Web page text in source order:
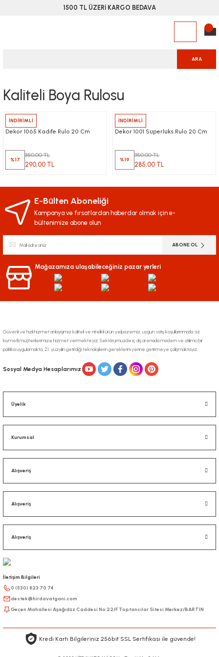
1500 TL ÜZERİ KARGO BEDAVA
ARA
Kaliteli Boya Rulosu
İNDİRİMLİ
Dekor
Dekor 1065 Kadıfe Rulo 20 Cm
%17
350,00 TL
290,00 TL
İNDİRİMLİ
Dekor
Dekor 1001 Süperlüks Rulo 20 Cm
%19
350,00 TL
285,00 TL
E-Bülten Aboneliği
Kampanya ve fırsatlardan haberdar olmak için e-
bültenimize abone olun
ABONE OL
Mağazamıza ulaşabileceğiniz pazar yerleri
Güvenli ve hızlı hizmet anlayışımız kaliteli ve nitelikli ürün yelpazemiz, uygun satış koşullarınmızla siz
kıymetli müşterilerimize hizmet vermekteyiz. Sektörümüzde iç dış arenada modern ve atılımcı bir
politika uygulamakta, 21. yüzyılın getirdiği teknolojilerin gereklerini yerine getirmeye çalışmaktayız.
Sosyal Medya Hesaplarımız
Üyelik
Kurumsal
Alışveriş
Alışveriş
Alışveriş
İletişim Bilgileri
0 (530) 823 70 74
destek@hirdavatgani.com
Gecen Mahallesi Aşağıdüz Caddesi No:22/F Toptancılar Sitesi Merkez/BARTIN
Kredi Kartı Bilgileriniz 256bit SSL Sertifikası ile güvende!